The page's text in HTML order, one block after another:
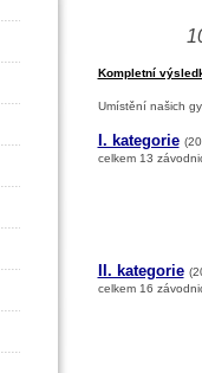
Kompletní
Umístění našich
I. kategorie
celkem 13
II. kategorie
celkem 16